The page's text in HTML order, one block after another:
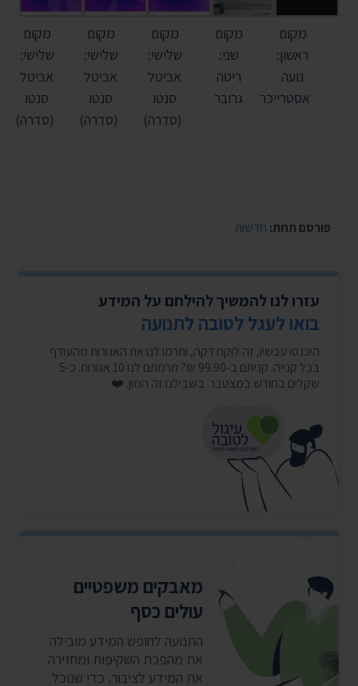
מקום
ראשון:
נועה
אסטרייכר
מקום
שני:
ריטה
גרובר
מקום
שלישי:
אביטל
סנטו
(סדרה)
מקום
שלישי:
אביטל
סנטו
(סדרה)
מקום
שלישי:
אביטל
סנטו
(סדרה)
פורסם תחת: חדשות
עזרו לנו להמשיך להילחם על המידע
בואו לעגל לטובה לתנועה
היכנסו עכשיו, זה לוקח דקה, ותרמו לנו את האגורות מהעודף
בכל קנייה. קניתם ב-99.90 ₪? תרמתם לנו 10 אגורות. כ-5
שקלים בחודש במצטבר. בשבילנו זה המון. ❤️
מאבקים משפטיים
עולים כסף
התנועה לחופש המידע מובילה
את מהפכת השקיפות ומחזירה
את המידע לציבור. כדי שנוכל